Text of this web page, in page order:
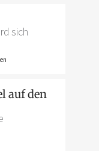
sich
auf den